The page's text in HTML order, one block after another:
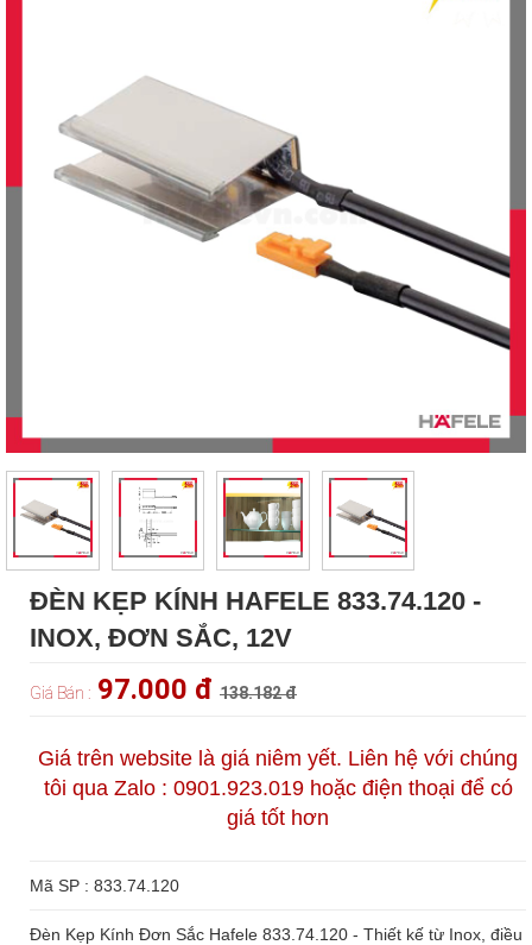
ĐÈN KẸP KÍNH HAFELE 833.74.120 -
INOX, ĐƠN SẮC, 12V
Giá Bán : 97.000 đ 138.182 đ
Giá trên website là giá niêm yết. Liên hệ với chúng
tôi qua Zalo : 0901.923.019 hoặc điện thoại để có
giá tốt hơn
Mã SP : 833.74.120
Đèn Kẹp Kính Đơn Sắc Hafele 833.74.120 - Thiết kế từ Inox, điều